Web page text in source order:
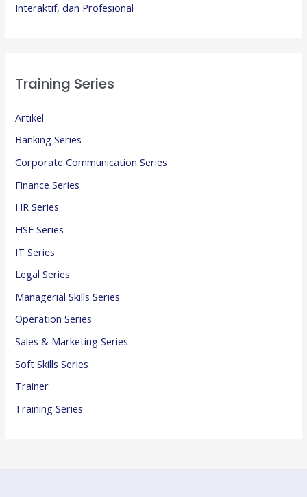
Interaktif, dan Profesional
Training Series
Artikel
Banking Series
Corporate Communication Series
Finance Series
HR Series
HSE Series
IT Series
Legal Series
Managerial Skills Series
Operation Series
Sales & Marketing Series
Soft Skills Series
Trainer
Training Series